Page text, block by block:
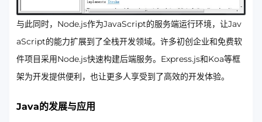
与此同时，Node.js作为JavaScript的服务端运行环境，让Jav
aScript的能力扩展到了全栈开发领域。许多初创企业和免费软
件项目采用Node.js快速构建后端服务。Express.js和Koa等框
架为开发提供便利，也让更多人享受到了高效的开发体验。
Java的发展与应用